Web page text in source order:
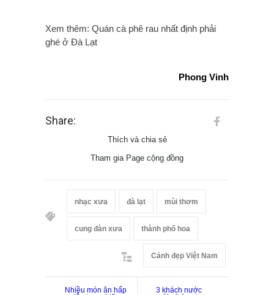
Xem thêm: Quán cà phê rau nhất định phải
ghé ở Đà Lạt
Phong Vinh
Share:
Thích và chia sẻ
Tham gia Page cộng đồng
nhạc xưa đà lạt mùi thơm
cung đàn xưa thành phố hoa
Cảnh đẹp Việt Nam
Nhiều món ăn hấp
3 khách nước